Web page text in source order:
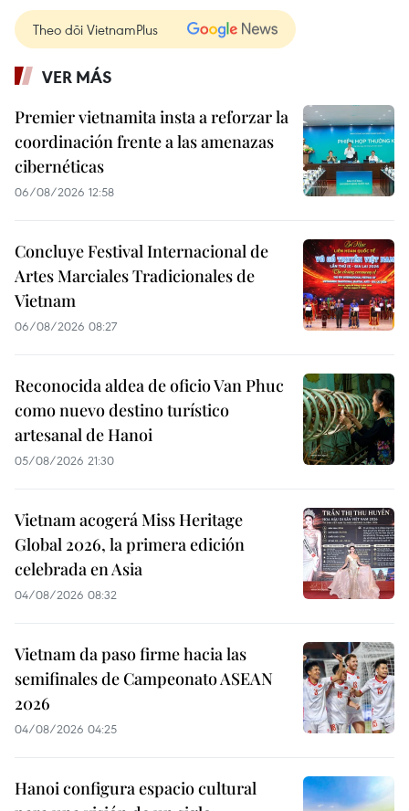
Theo dõi VietnamPlus
VER MÁS
Premier vietnamita insta a reforzar la
coordinación frente a las amenazas
cibernéticas
06/08/2026 12:58
Concluye Festival Internacional de
Artes Marciales Tradicionales de
Vietnam
06/08/2026 08:27
Reconocida aldea de oficio Van Phuc
como nuevo destino turístico
artesanal de Hanoi
05/08/2026 21:30
Vietnam acogerá Miss Heritage
Global 2026, la primera edición
celebrada en Asia
04/08/2026 08:32
Vietnam da paso firme hacia las
semifinales de Campeonato ASEAN
2026
04/08/2026 04:25
Hanoi configura espacio cultural